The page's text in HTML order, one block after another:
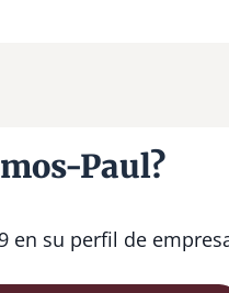
Paul?
en su perfil de